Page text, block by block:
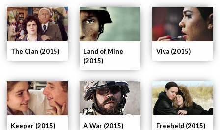
Freeheld (2015)
A War (2015)
Keeper (2015)
Viva (2015)
Land of Mine
(2015)
The Clan (2015)